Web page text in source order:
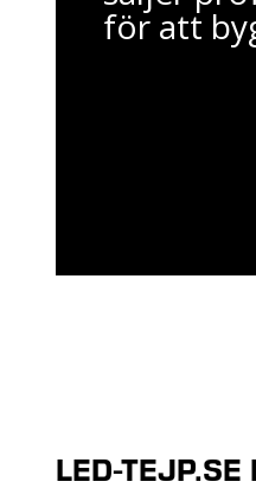
för att
LED-TEJP.SE